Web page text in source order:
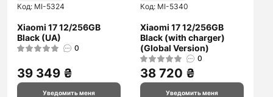
Код: MI-5324
Xiaomi 17 12/256GB
Black (UA)
0
39 349 ₴
Уведомить меня
Код: MI-5340
Xiaomi 17 12/256GB
Black (with charger)
(Global Version)
0
38 720 ₴
Уведомить меня